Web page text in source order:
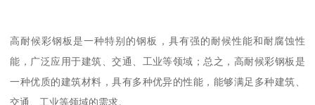
高耐候彩钢板是一种特别的钢板，具有强的耐候性能和耐腐蚀性
能，广泛应用于建筑、交通、工业等领域；总之，高耐候彩钢板是
一种优质的建筑材料，具有多种优异的性能，能够满足多种建筑、
交通、工业等领域的需求。